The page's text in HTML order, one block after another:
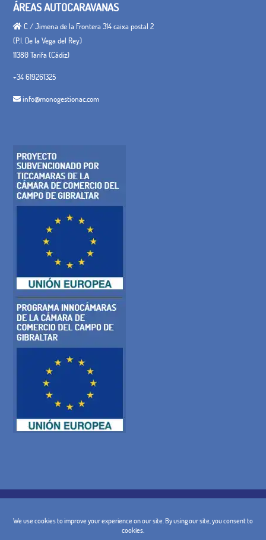
ÁREAS AUTOCARAVANAS
C / Jimena de la Frontera 314 caixa postal 2
(P.I. De la Vega del Rey)
11380 Tarifa (Cádiz)
+34 619261325
info@monogestionac.com
AVISO LEGAL
CONDIÇÕES GERAIS
POLÍTICA DE CANCELAMENTO